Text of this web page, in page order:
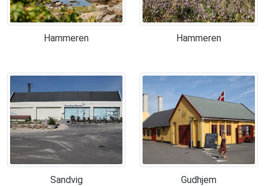
Hammeren Hammeren
Sandvig Gudhjem